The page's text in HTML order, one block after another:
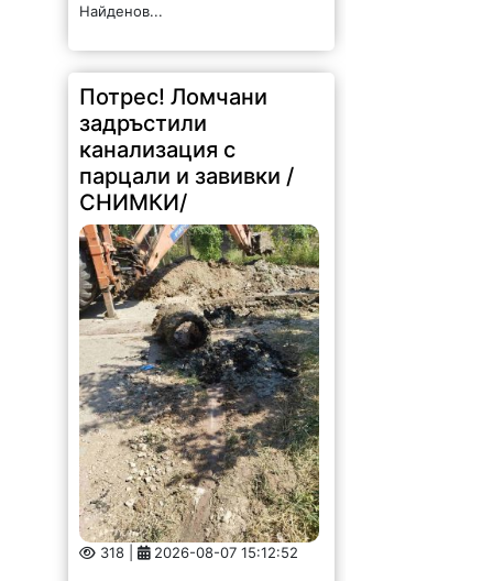
Найденов...
Потрес! Ломчани
задръстили
канализация с
парцали и завивки /
СНИМКИ/
318 | 2026-08-07 15:12:52